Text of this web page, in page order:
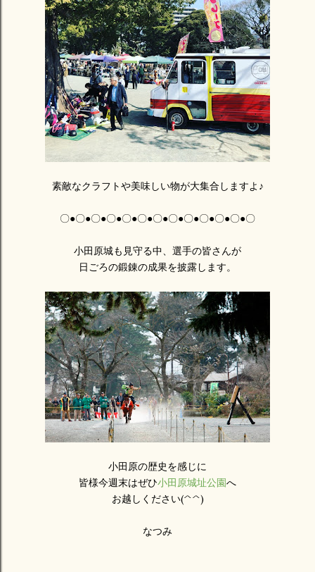
素敵なクラフトや美味しい物が大集合しますよ♪
〇●〇●〇●〇●〇●〇●〇●〇●〇●〇●〇●〇●〇
小田原城も見守る中、選手の皆さんが
日ごろの鍛錬の成果を披露します。
小田原の歴史を感じに
皆様今週末はぜひ小田原城址公園へ
お越しください(^^)
なつみ